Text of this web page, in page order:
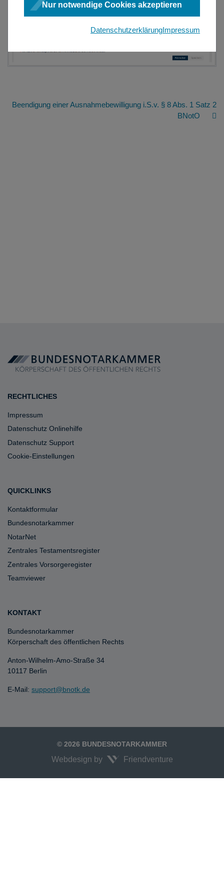
Nur notwendige Cookies akzeptieren
DatenschutzerklärungImpressum
Beendigung einer Ausnahmebewilligung i.S.v. § 8 Abs. 1 Satz 2
BNotO
RECHTLICHES
Impressum
Datenschutz Onlinehilfe
Datenschutz Support
Cookie-Einstellungen
QUICKLINKS
Kontaktformular
Bundesnotarkammer
NotarNet
Zentrales Testamentsregister
Zentrales Vorsorgeregister
Teamviewer
KONTAKT
Bundesnotarkammer
Körperschaft des öffentlichen Rechts
Anton-Wilhelm-Amo-Straße 34
10117 Berlin
E-Mail: support@bnotk.de
© 2026 BUNDESNOTARKAMMER
Webdesign by Friendventure